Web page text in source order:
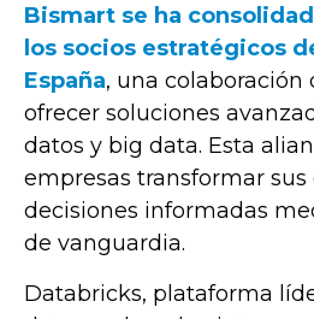
Bismart se ha
los socios estratégicos
España, una
ofrecer soluciones
datos y big data. Esta
empresas transformar sus
decisiones informadas
de vanguardia.
Databricks, plataforma